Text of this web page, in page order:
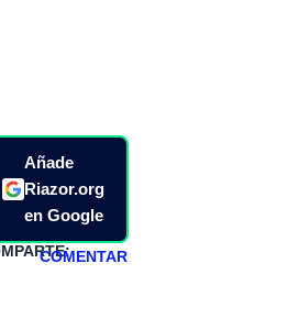
Añade
Riazor.org
en Google
COMENTAR